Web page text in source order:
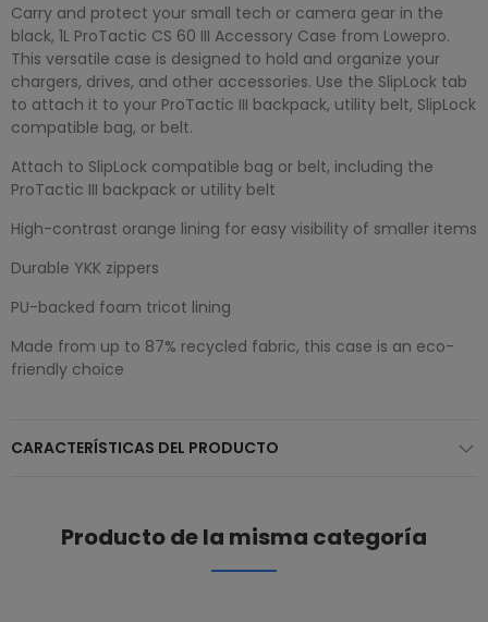
Carry and protect your small tech or camera gear in the
black, 1L ProTactic CS 60 III Accessory Case from Lowepro.
This versatile case is designed to hold and organize your
chargers, drives, and other accessories. Use the SlipLock tab
to attach it to your ProTactic III backpack, utility belt, SlipLock
compatible bag, or belt.
Attach to SlipLock compatible bag or belt, including the
ProTactic III backpack or utility belt
High-contrast orange lining for easy visibility of smaller items
Durable YKK zippers
PU-backed foam tricot lining
Made from up to 87% recycled fabric, this case is an eco-
friendly choice
CARACTERÍSTICAS DEL PRODUCTO
Producto de la misma categoría